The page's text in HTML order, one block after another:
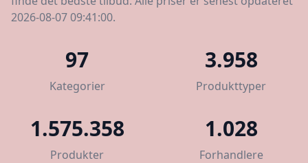
2026-08-07 09:41:00.
97
Kategorier
3.958
Produkttyper
1.575.358
Produkter
1.028
Forhandlere